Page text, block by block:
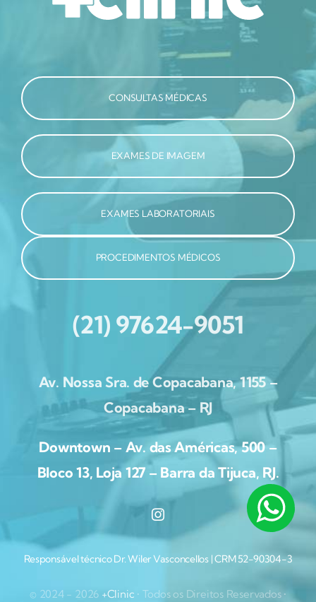
CONSULTAS MÉDICAS
EXAMES DE IMAGEM
EXAMES LABORATORIAIS
PROCEDIMENTOS MÉDICOS
(21) 97624-9051
Av. Nossa Sra. de Copacabana, 1155 –
Copacabana – RJ
Downtown – Av. das Américas, 500 –
Bloco 13, Loja 127 – Barra da Tijuca, RJ.
Responsável técnico Dr. Wiler Vasconcellos | CRM 52-90304-3
© 2024 - 2026 +Clinic • Todos os Direitos Reservados •